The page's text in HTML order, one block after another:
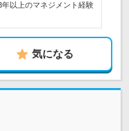
以上のマネジメント経験
気になる